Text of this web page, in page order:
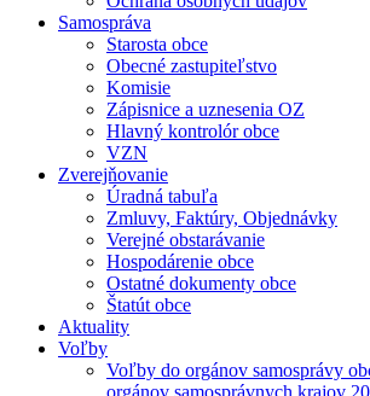
Samospráva
Starosta obce
Obecné zastupiteľstvo
Komisie
Zápisnice a uznesenia OZ
Hlavný kontrolór obce
VZN
Zverejňovanie
Úradná tabuľa
Zmluvy, Faktúry, Objednávky
Verejné obstarávanie
Hospodárenie obce
Ostatné dokumenty obce
Štatút obce
Aktuality
Voľby
Voľby do orgánov samosprávy
orgánov samosprávnych krajov